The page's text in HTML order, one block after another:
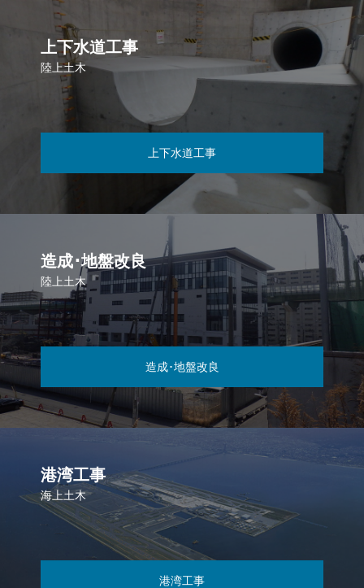
上下水道工事
陸上土木
上下水道工事
造成･地盤改良
陸上土木
造成･地盤改良
港湾工事
海上土木
港湾工事